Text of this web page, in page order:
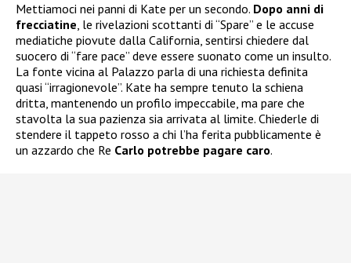
Mettiamoci nei panni di Kate per un secondo. Dopo anni di
frecciatine, le rivelazioni scottanti di “Spare” e le accuse
mediatiche piovute dalla California, sentirsi chiedere dal
suocero di “fare pace” deve essere suonato come un insulto.
La fonte vicina al Palazzo parla di una richiesta definita
quasi “irragionevole”. Kate ha sempre tenuto la schiena
dritta, mantenendo un profilo impeccabile, ma pare che
stavolta la sua pazienza sia arrivata al limite. Chiederle di
stendere il tappeto rosso a chi l’ha ferita pubblicamente è
un azzardo che Re Carlo potrebbe pagare caro.